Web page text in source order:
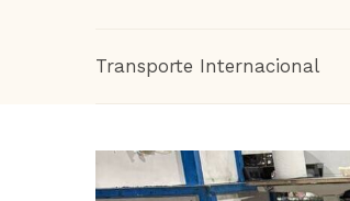
Transporte Internacional